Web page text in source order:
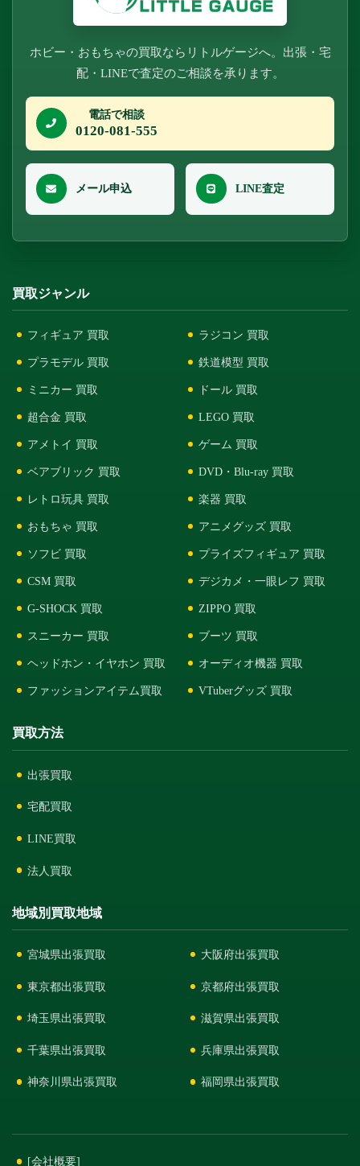
ホビー・おもちゃの買取ならリトルゲージへ。出張・宅
配・LINEで査定のご相談を承ります。
電話で相談
0120-081-555
メール申込 LINE査定
買取ジャンル
フィギュア 買取 ラジコン 買取
プラモデル 買取 鉄道模型 買取
ミニカー 買取 ドール 買取
超合金 買取 LEGO 買取
アメトイ 買取 ゲーム 買取
ベアブリック 買取 DVD・Blu-ray 買取
レトロ玩具 買取 楽器 買取
おもちゃ 買取 アニメグッズ 買取
ソフビ 買取 プライズフィギュア 買取
CSM 買取 デジカメ・一眼レフ 買取
G-SHOCK 買取 ZIPPO 買取
スニーカー 買取 ブーツ 買取
ヘッドホン・イヤホン 買取 オーディオ機器 買取
ファッションアイテム買取 VTuberグッズ 買取
買取方法
出張買取
宅配買取
LINE買取
法人買取
地域別買取地域
宮城県出張買取
東京都出張買取
埼玉県出張買取
千葉県出張買取
神奈川県出張買取
大阪府出張買取
京都府出張買取
滋賀県出張買取
兵庫県出張買取
福岡県出張買取
[会社概要]